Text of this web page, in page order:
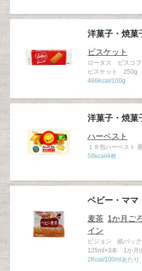
洋菓子・焼菓
ビスケット
ロータス ビスコ
ビスケット 250g
486Kcal/100g
洋菓子・焼菓
ハーベスト
１８包ハーベスト
58kcal/4枚
ベビー・ママ
麦茶 1か月ご
イン
ピジョン 紙パッ
125ml×3本 1か月
2Kcal/100mlあたり